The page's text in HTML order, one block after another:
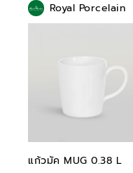
Royal Porcelain
แก้วมัค MUG 0.38 L